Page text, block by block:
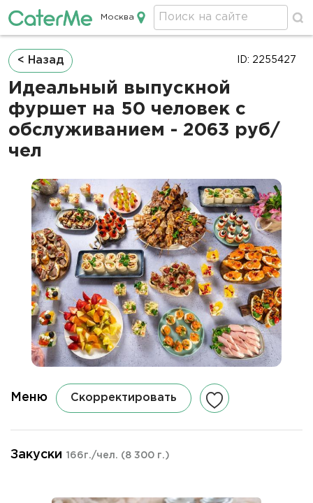
Кейтеринг в Москве
Москва
Строка
навигации
< Назад
Идеальный выпускной
фуршет на 50 человек с
обслуживанием - 2063 руб/
чел
ID: 2255427
Меню Скорректировать
Закуски 166г./чел. (8 300 г.)